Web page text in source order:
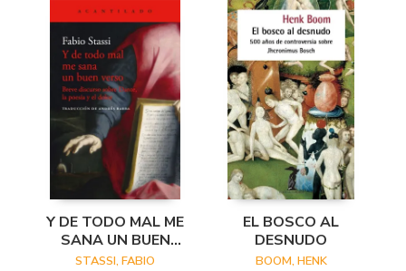
Y DE TODO MAL ME
SANA UN BUEN
VERSO
STASSI, FABIO
EL BOSCO AL
DESNUDO
BOOM, HENK